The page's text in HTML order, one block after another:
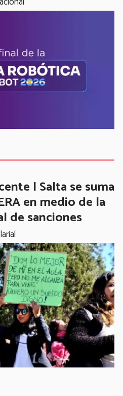
| Salta se suma
en medio de la
de sanciones